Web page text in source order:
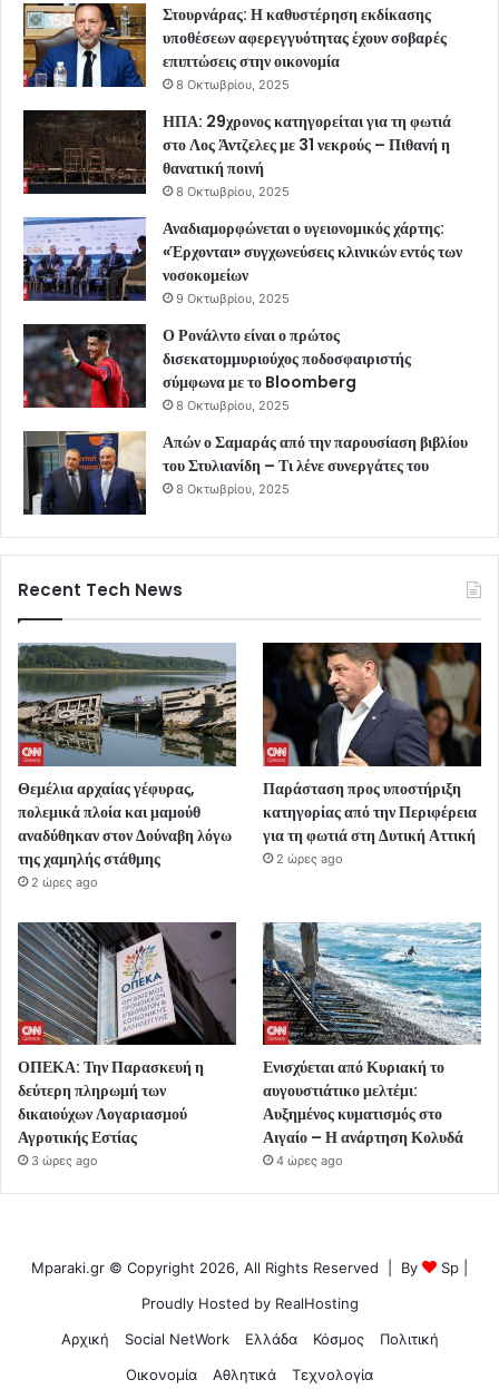
Στουρνάρας: Η καθυστέρηση εκδίκασης
υποθέσεων αφερεγγυότητας έχουν σοβαρές
επιπτώσεις στην οικονομία
8 Οκτωβρίου, 2025
ΗΠΑ: 29χρονος κατηγορείται για τη φωτιά
στο Λος Άντζελες με 31 νεκρούς – Πιθανή η
θανατική ποινή
8 Οκτωβρίου, 2025
Αναδιαμορφώνεται ο υγειονομικός χάρτης:
«Έρχονται» συγχωνεύσεις κλινικών εντός των
νοσοκομείων
9 Οκτωβρίου, 2025
Ο Ρονάλντο είναι ο πρώτος
δισεκατομμυριούχος ποδοσφαιριστής
σύμφωνα με το Bloomberg
8 Οκτωβρίου, 2025
Απών ο Σαμαράς από την παρουσίαση βιβλίου
του Στυλιανίδη – Τι λένε συνεργάτες του
8 Οκτωβρίου, 2025
Recent Tech News
Θεμέλια αρχαίας γέφυρας,
πολεμικά πλοία και μαμούθ
αναδύθηκαν στον Δούναβη λόγω
της χαμηλής στάθμης
2 ώρες ago
Παράσταση προς υποστήριξη
κατηγορίας από την Περιφέρεια
για τη φωτιά στη Δυτική Αττική
2 ώρες ago
ΟΠΕΚΑ: Την Παρασκευή η
δεύτερη πληρωμή των
δικαιούχων Λογαριασμού
Αγροτικής Εστίας
3 ώρες ago
Ενισχύεται από Κυριακή το
αυγουστιάτικο μελτέμι:
Αυξημένος κυματισμός στο
Αιγαίο – Η ανάρτηση Κολυδά
4 ώρες ago
Mparaki.gr © Copyright 2026, All Rights Reserved | By Sp
Proudly Hosted by RealHosting
Αρχική
Social NetWork Ελλάδα Κόσμος
Πολιτική
Οικονομία
Αθλητικά Τεχνολογία